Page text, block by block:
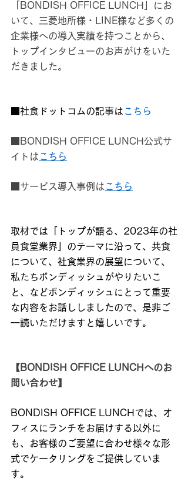
「BONDISH OFFICE LUNCH」にお
いて、三菱地所様・LINE様など多くの
企業様への導入実績を持つことから、
トップインタビューのお声がけをいた
だきました。
■社食ドットコムの記事は こちら
■BONDISH OFFICE LUNCH公式サ
イトは こちら
■サービス導入事例は こちら
取材では「トップが語る、2023年の社
員食堂業界」のテーマに沿って、 共食
について、社食業界の展望について、
私たちボンディッシュ がやりたいこ
と、などボンディッシュ にとって重要
な内容をお話ししましたので、是非ご
一読いただけますと嬉しいです。
【BONDISH OFFICE LUNCHへのお
問い合わせ】
BONDISH OFFICE LUNCHでは、オ
フィスにランチをお届けする以外に
も、お客様のご要望に合わせ様々な形
式でケータリングをご提供していま
す。